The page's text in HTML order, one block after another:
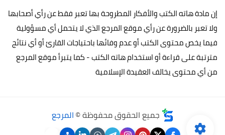
إن مادة هاته الكتب والأفكار المطروحة بها تعبر فقط عن رأي أصحابها
ولا تعبر بالضرورة عن رأي موقع المرجع الذي لا يتحمل أي مسؤولية
فيما يخص محتوى الكتب أو عدم وفائها باحتياجات القارئ أو أي نتائج
مترتبة على قراءة أو استخدام هاته الكتب - كما يتبرأ موقع المرجع
من أي محتوى يخالف العقيدة الإسلامية
جميع الحقوق محفوظة ©المرجع